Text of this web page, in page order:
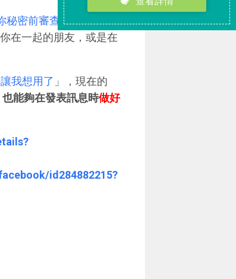
秘密前審查 」的新功
在一起的朋友，或是在
我想用了 」，現在的
也能夠在發表訊息時做好
id284882215?